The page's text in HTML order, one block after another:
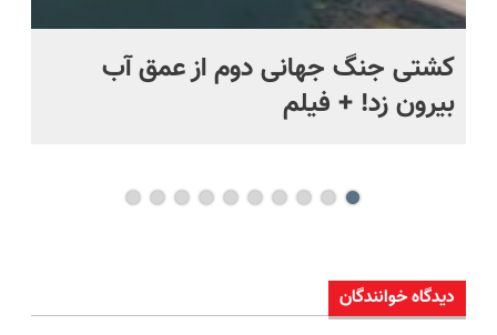
کشتی‌ جنگ جهانی دوم از عمق آب
بیرون زد! + فیلم
دیدگاه خوانندگان